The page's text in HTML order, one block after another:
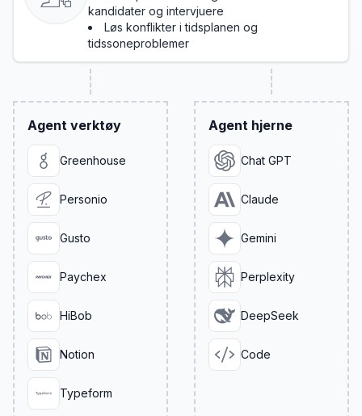
kandidater og intervjuere
Løs konflikter i tidsplanen og
tidssoneproblemer
Agent verktøy
Greenhouse
Personio
Gusto
Paychex
HiBob
Notion
Typeform
Agent hjerne
Chat GPT
Claude
Gemini
Perplexity
DeepSeek
Code